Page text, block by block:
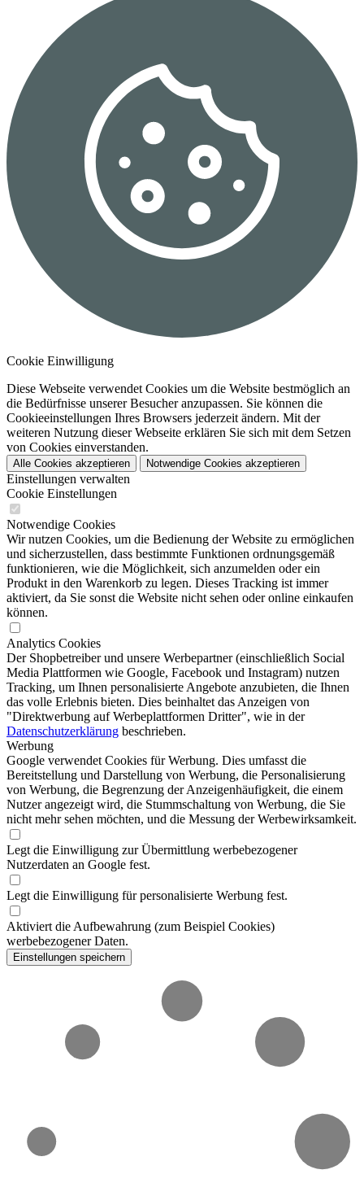
Cookie Einwilligung
Diese Webseite verwendet Cookies um die Website bestmöglich an
die Bedürfnisse unserer Besucher anzupassen. Sie können die
Cookieeinstellungen Ihres Browsers jederzeit ändern. Mit der
weiteren Nutzung dieser Webseite erklären Sie sich mit dem Setzen
von Cookies einverstanden.
Alle Cookies akzeptieren Notwendige Cookies akzeptieren
Einstellungen verwalten
Cookie Einstellungen
Notwendige Cookies
Wir nutzen Cookies, um die Bedienung der Website zu ermöglichen
und sicherzustellen, dass bestimmte Funktionen ordnungsgemäß
funktionieren, wie die Möglichkeit, sich anzumelden oder ein
Produkt in den Warenkorb zu legen. Dieses Tracking ist immer
aktiviert, da Sie sonst die Website nicht sehen oder online einkaufen
können.
Analytics Cookies
Der Shopbetreiber und unsere Werbepartner (einschließlich Social
Media Plattformen wie Google, Facebook und Instagram) nutzen
Tracking, um Ihnen personalisierte Angebote anzubieten, die Ihnen
das volle Erlebnis bieten. Dies beinhaltet das Anzeigen von
"Direktwerbung auf Werbeplattformen Dritter", wie in der
Datenschutzerklärung beschrieben.
Werbung
Google verwendet Cookies für Werbung. Dies umfasst die
Bereitstellung und Darstellung von Werbung, die Personalisierung
von Werbung, die Begrenzung der Anzeigenhäufigkeit, die einem
Nutzer angezeigt wird, die Stummschaltung von Werbung, die Sie
nicht mehr sehen möchten, und die Messung der Werbewirksamkeit.
Legt die Einwilligung zur Übermittlung werbebezogener
Nutzerdaten an Google fest.
Legt die Einwilligung für personalisierte Werbung fest.
Aktiviert die Aufbewahrung (zum Beispiel Cookies)
werbebezogener Daten.
Einstellungen speichern